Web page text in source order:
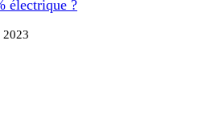
électrique ?
2023